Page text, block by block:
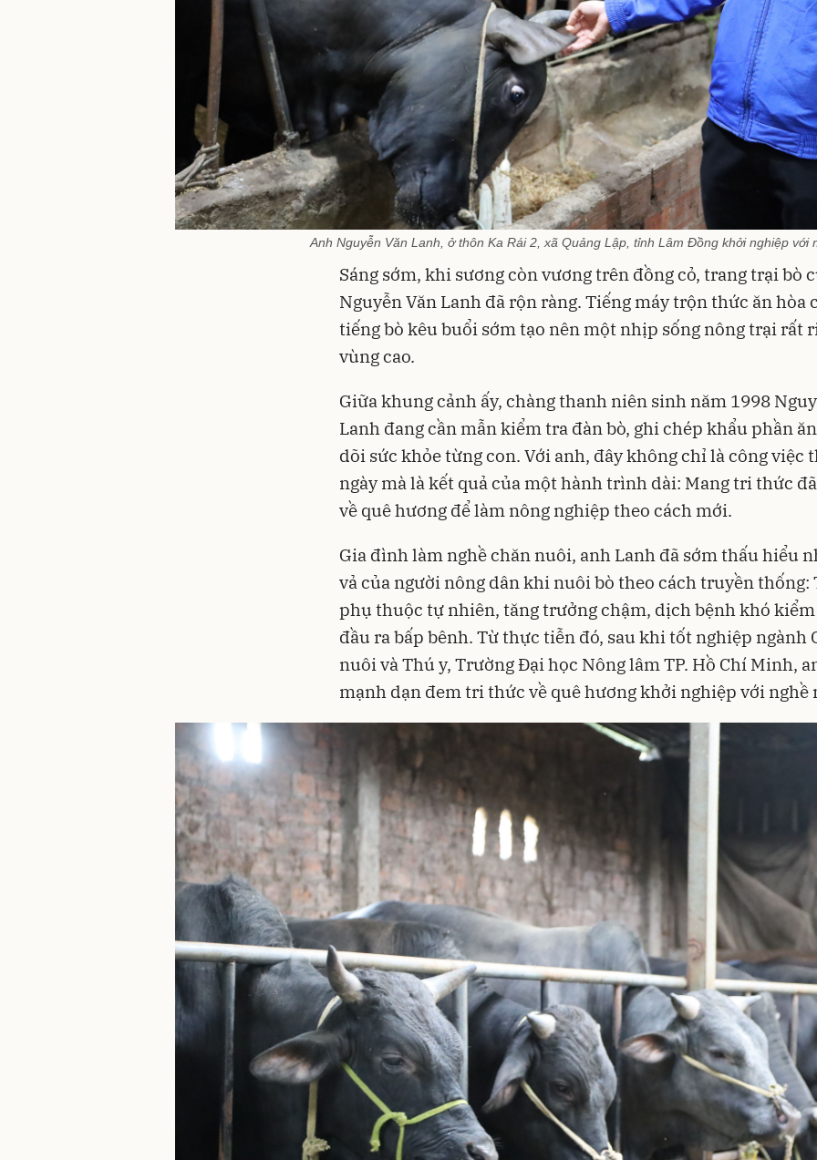
Anh Nguyễn Văn Lanh, ở thôn Ka Rái 2, xã Quảng Lập, tỉnh Lâm Đồng khởi nghiệp với
Sáng sớm, khi sương còn vương trên đồng cỏ, trang trại bò
Nguyễn Văn Lanh đã rộn ràng. Tiếng máy trộn thức ăn hòa
tiếng bò kêu buổi sớm tạo nên một nhịp sống nông trại rất
vùng cao.
Giữa khung cảnh ấy, chàng thanh niên sinh năm 1998
Lanh đang cần mẫn kiểm tra đàn bò, ghi chép khẩu phần
dõi sức khỏe từng con. Với anh, đây không chỉ là công việc
ngày mà là kết quả của một hành trình dài: Mang tri thức
về quê hương để làm nông nghiệp theo cách mới.
Gia đình làm nghề chăn nuôi, anh Lanh đã sớm thấu hiểu
vả của người nông dân khi nuôi bò theo cách truyền thống:
phụ thuộc tự nhiên, tăng trưởng chậm, dịch bệnh khó kiểm
đầu ra bấp bênh. Từ thực tiễn đó, sau khi tốt nghiệp ngành
nuôi và Thú y, Trường Đại học Nông lâm TP. Hồ Chí Minh,
mạnh dạn đem tri thức về quê hương khởi nghiệp với nghề